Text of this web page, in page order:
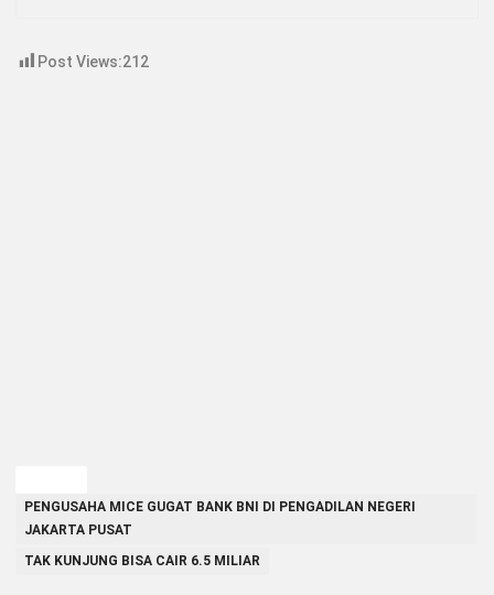
Post Views:212
PENGUSAHA MICE GUGAT BANK BNI DI PENGADILAN NEGERI
JAKARTA PUSAT
TAK KUNJUNG BISA CAIR 6.5 MILIAR